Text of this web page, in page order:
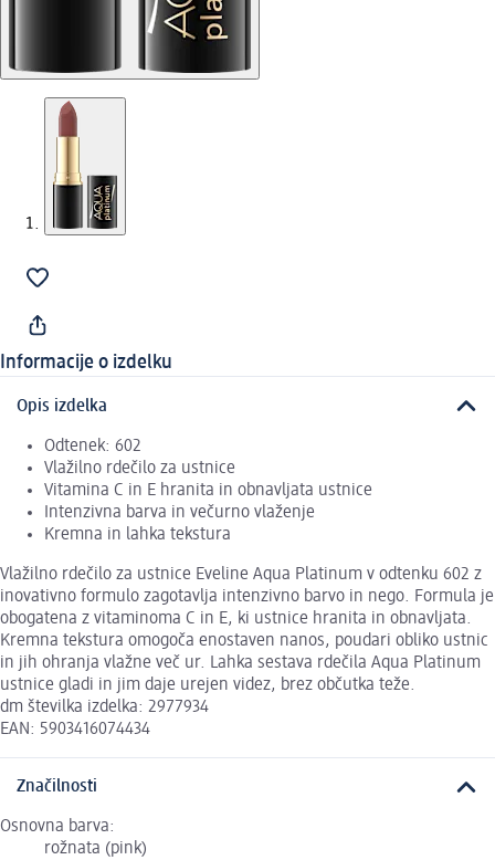
Informacije o izdelku
Opis izdelka
Odtenek: 602
Vlažilno rdečilo za ustnice
Vitamina C in E hranita in obnavljata ustnice
Intenzivna barva in večurno vlaženje
Kremna in lahka tekstura
Vlažilno rdečilo za ustnice Eveline Aqua Platinum v odtenku 602 z
inovativno formulo zagotavlja intenzivno barvo in nego. Formula je
obogatena z vitaminoma C in E, ki ustnice hranita in obnavljata.
Kremna tekstura omogoča enostaven nanos, poudari obliko ustnic
in jih ohranja vlažne več ur. Lahka sestava rdečila Aqua Platinum
ustnice gladi in jim daje urejen videz, brez občutka teže.
dm številka izdelka: 2977934
EAN: 5903416074434
Značilnosti
Osnovna barva:
rožnata (pink)